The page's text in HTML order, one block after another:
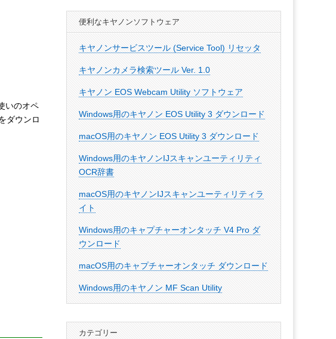
いのオペ
ダウンロ
便利なキヤノンソフトウェア
キヤノンサービスツール (Service Tool) リセッタ
キヤノンカメラ検索ツール Ver. 1.0
キヤノン EOS Webcam Utility ソフトウェア
Windows用のキヤノン EOS Utility 3 ダウンロード
macOS用のキヤノン EOS Utility 3 ダウンロード
Windows用のキヤノンIJスキャンユーティリティ
OCR辞書
macOS用のキヤノンIJスキャンユーティリティラ
イト
Windows用のキャプチャーオンタッチ V4 Pro ダ
ウンロード
macOS用のキャプチャーオンタッチ ダウンロード
Windows用のキヤノン MF Scan Utility
カテゴリー